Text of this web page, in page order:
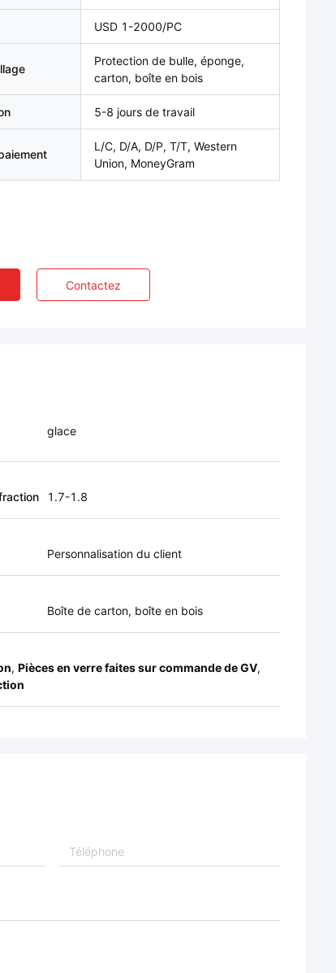
USD 1-2000/PC
Protection de bulle, éponge,
carton, boîte en bois
5-8 jours de travail
L/C, D/A, D/P, T/T, Western
Union, MoneyGram
Contactez
glace
1.7-1.8
Personnalisation du client
Boîte de carton, boîte en bois
, Pièces en verre faites sur commande de GV,